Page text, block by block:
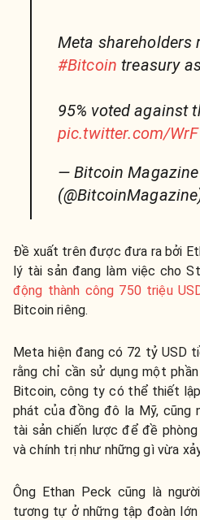
Meta shareholders
#Bitcoin treasury
95% voted against
pic.twitter.com/
— Bitcoin Magazine
Đề xuất trên được đưa ra bởi
lý tài sản đang làm việc cho
động thành công 750 triệu
Bitcoin riêng.
Meta hiện đang có 72 tỷ USD
rằng chỉ cần sử dụng một
Bitcoin, công ty có thể thiết
phát của đồng đô la Mỹ, cũng
tài sản chiến lược để đề
và chính trị như những gì vừa
Ông Ethan Peck cũng là
tương tự ở những tập đoàn